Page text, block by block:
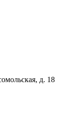
д. 18